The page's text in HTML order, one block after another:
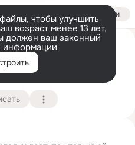
Войти
чтобы улучшить
возраст менее 13 лет,
должен ваш законный
информации
Подробнее